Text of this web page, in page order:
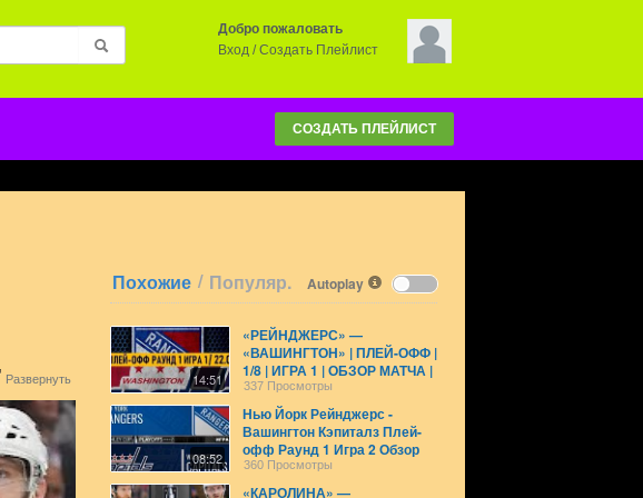
Добро пожаловать
Вход/Создать Плейлист
СОЗДАТЬ ПЛЕЙЛИСТ
Развернуть
Autoplay
Похожие / Популяр.
14:51
«РЕЙНДЖЕРС» —
«ВАШИНГТОН» | ПЛЕЙ-ОФФ |
1/8 | ИГРА 1 | ОБЗОР МАТЧА |
22.04.2024
337 Просмотры
08:52
Нью Йорк Рейнджерс -
Вашингтон Кэпиталз Плей-
офф Раунд 1 Игра 2 Обзор
матча 24.04.2024
360 Просмотры
«КАРОЛИНА» —